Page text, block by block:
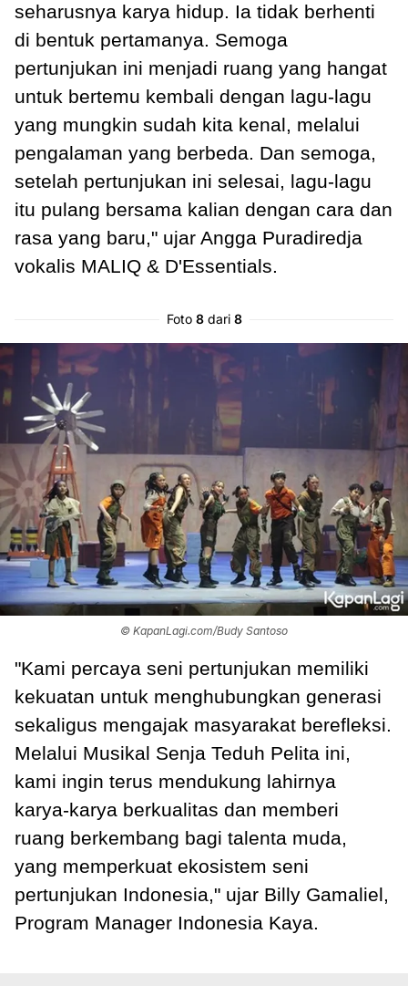
seharusnya karya hidup. Ia tidak berhenti
di bentuk pertamanya. Semoga
pertunjukan ini menjadi ruang yang hangat
untuk bertemu kembali dengan lagu-lagu
yang mungkin sudah kita kenal, melalui
pengalaman yang berbeda. Dan semoga,
setelah pertunjukan ini selesai, lagu-lagu
itu pulang bersama kalian dengan cara dan
rasa yang baru," ujar Angga Puradiredja
vokalis MALIQ & D'Essentials.
Foto 8dari 8
© KapanLagi.com/Budy Santoso
"Kami percaya seni pertunjukan memiliki
kekuatan untuk menghubungkan generasi
sekaligus mengajak masyarakat berefleksi.
Melalui Musikal Senja Teduh Pelita ini,
kami ingin terus mendukung lahirnya
karya-karya berkualitas dan memberi
ruang berkembang bagi talenta muda,
yang memperkuat ekosistem seni
pertunjukan Indonesia," ujar Billy Gamaliel,
Program Manager Indonesia Kaya.